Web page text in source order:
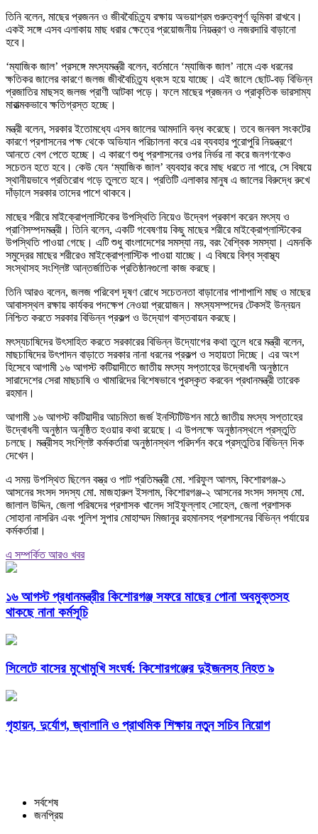
তিনি বলেন, মাছের প্রজনন ও জীববৈচিত্র্য রক্ষায় অভয়াশ্রম গুরুত্বপূর্ণ ভূমিকা রাখবে।
একই সঙ্গে এসব এলাকায় মাছ ধরার ক্ষেত্রে প্রয়োজনীয় নিয়ন্ত্রণ ও নজরদারি বাড়ানো
হবে।
‘ম্যাজিক জাল’ প্রসঙ্গে মৎস্যমন্ত্রী বলেন, বর্তমানে ‘ম্যাজিক জাল’ নামে এক ধরনের
ক্ষতিকর জালের কারণে জলজ জীববৈচিত্র্য ধ্বংস হয়ে যাচ্ছে। এই জালে ছোট-বড় বিভিন্ন
প্রজাতির মাছসহ জলজ প্রাণী আটকা পড়ে। ফলে মাছের প্রজনন ও প্রাকৃতিক ভারসাম্য
মারাত্মকভাবে ক্ষতিগ্রস্ত হচ্ছে।
মন্ত্রী বলেন, সরকার ইতোমধ্যে এসব জালের আমদানি বন্ধ করেছে। তবে জনবল সংকটের
কারণে প্রশাসনের পক্ষ থেকে অভিযান পরিচালনা করে এর ব্যবহার পুরোপুরি নিয়ন্ত্রণে
আনতে বেগ পেতে হচ্ছে। এ কারণে শুধু প্রশাসনের ওপর নির্ভর না করে জনগণকেও
সচেতন হতে হবে। কেউ যেন ‘ম্যাজিক জাল’ ব্যবহার করে মাছ ধরতে না পারে, সে বিষয়ে
স্থানীয়ভাবে প্রতিরোধ গড়ে তুলতে হবে। প্রতিটি এলাকার মানুষ এ জালের বিরুদ্ধে রুখে
দাঁড়ালে সরকার তাদের পাশে থাকবে।
মাছের শরীরে মাইক্রোপ্লাস্টিকের উপস্থিতি নিয়েও উদ্বেগ প্রকাশ করেন মৎস্য ও
প্রাণিসম্পদমন্ত্রী। তিনি বলেন, একটি গবেষণায় কিছু মাছের শরীরে মাইক্রোপ্লাস্টিকের
উপস্থিতি পাওয়া গেছে। এটি শুধু বাংলাদেশের সমস্যা নয়, বরং বৈশ্বিক সমস্যা। এমনকি
সমুদ্রের মাছের শরীরেও মাইক্রোপ্লাস্টিক পাওয়া যাচ্ছে। এ বিষয়ে বিশ্ব স্বাস্থ্য
সংস্থাসহ সংশ্লিষ্ট আন্তর্জাতিক প্রতিষ্ঠানগুলো কাজ করছে।
তিনি আরও বলেন, জলজ পরিবেশ দূষণ রোধে সচেতনতা বাড়ানোর পাশাপাশি মাছ ও মাছের
আবাসস্থল রক্ষায় কার্যকর পদক্ষেপ নেওয়া প্রয়োজন। মৎস্যসম্পদের টেকসই উন্নয়ন
নিশ্চিত করতে সরকার বিভিন্ন প্রকল্প ও উদ্যোগ বাস্তবায়ন করছে।
মৎস্যচাষিদের উৎসাহিত করতে সরকারের বিভিন্ন উদ্যোগের কথা তুলে ধরে মন্ত্রী বলেন,
মাছচাষিদের উৎপাদন বাড়াতে সরকার নানা ধরনের প্রকল্প ও সহায়তা দিচ্ছে। এর অংশ
হিসেবে আগামী ১৬ আগস্ট কটিয়াদীতে জাতীয় মৎস্য সপ্তাহের উদ্বোধনী অনুষ্ঠানে
সারাদেশের সেরা মাছচাষি ও খামারিদের বিশেষভাবে পুরস্কৃত করবেন প্রধানমন্ত্রী তারেক
রহমান।
আগামী ১৬ আগস্ট কটিয়াদীর আচমিতা জর্জ ইনস্টিটিউশন মাঠে জাতীয় মৎস্য সপ্তাহের
উদ্বোধনী অনুষ্ঠান অনুষ্ঠিত হওয়ার কথা রয়েছে। এ উপলক্ষে অনুষ্ঠানস্থলে প্রস্তুতি
চলছে। মন্ত্রীসহ সংশ্লিষ্ট কর্মকর্তারা অনুষ্ঠানস্থল পরিদর্শন করে প্রস্তুতির বিভিন্ন দিক
দেখেন।
এ সময় উপস্থিত ছিলেন বস্ত্র ও পাট প্রতিমন্ত্রী মো. শরিফুল আলম, কিশোরগঞ্জ-১
আসনের সংসদ সদস্য মো. মাজহারুল ইসলাম, কিশোরগঞ্জ-২ আসনের সংসদ সদস্য মো.
জালাল উদ্দিন, জেলা পরিষদের প্রশাসক খালেদ সাইফুল্লাহ সোহেল, জেলা প্রশাসক
সোহানা নাসরিন এবং পুলিশ সুপার মোহাম্মদ মিজানুর রহমানসহ প্রশাসনের বিভিন্ন পর্যায়ের
কর্মকর্তারা।
এ সম্পর্কিত আরও খবর
১৬ আগস্ট প্রধানমন্ত্রীর কিশোরগঞ্জ সফরে মাছের পোনা অবমুক্তসহ
থাকছে নানা কর্মসূচি
সিলেটে বাসের মুখোমুখি সংঘর্ষ: কিশোরগঞ্জের দুইজনসহ নিহত ৯
গৃহায়ন, দুর্যোগ, জ্বালানি ও প্রাথমিক শিক্ষায় নতুন সচিব নিয়োগ
সর্বশেষ
জনপ্রিয়